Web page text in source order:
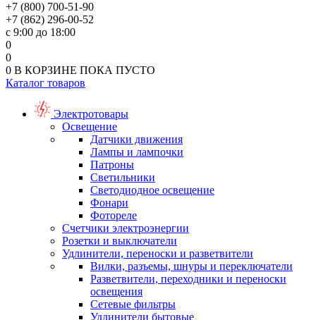
+7 (800) 700-51-90
+7 (862) 296-00-52
с 9:00 до 18:00
0
0
0 В КОРЗИНЕ ПОКА ПУСТО
Каталог товаров
Электротовары
Освещение
Датчики движения
Лампы и лампочки
Патроны
Светильники
Светодиодное освещение
Фонари
Фотореле
Счетчики электроэнергии
Розетки и выключатели
Удлинители, переноски и разветвители
Вилки, разъемы, шнуры и переключатели
Разветвители, переходники и переноски
освещения
Сетевые фильтры
Удлинители бытовые